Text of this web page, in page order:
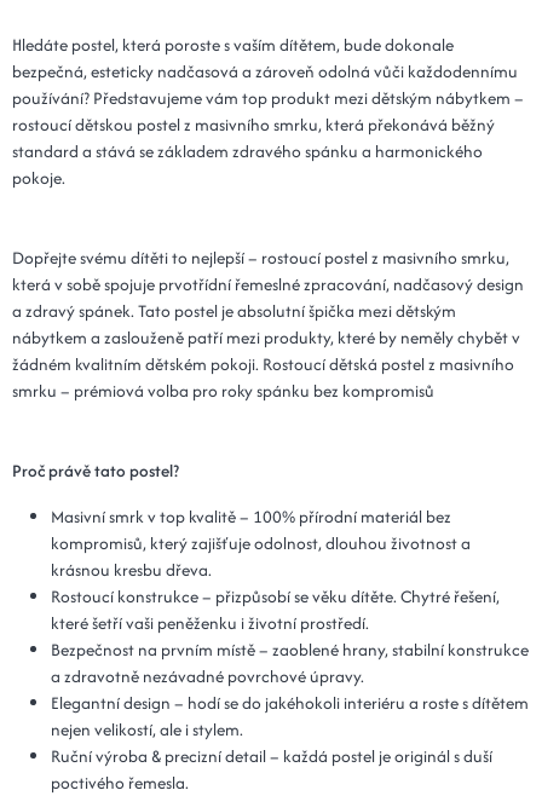
Hledáte postel, která poroste s vaším dítětem, bude dokonale
bezpečná, esteticky nadčasová a zároveň odolná vůči každodennímu
používání? Představujeme vám top produkt mezi dětským nábytkem –
rostoucí dětskou postel z masivního smrku, která překonává běžný
standard a stává se základem zdravého spánku a harmonického
pokoje.
Dopřejte svému dítěti to nejlepší – rostoucí postel z masivního smrku,
která v sobě spojuje prvotřídní řemeslné zpracování, nadčasový design
a zdravý spánek. Tato postel je absolutní špička mezi dětským
nábytkem a zaslouženě patří mezi produkty, které by neměly chybět v
žádném kvalitním dětském pokoji. Rostoucí dětská postel z masivního
smrku – prémiová volba pro roky spánku bez kompromisů
Proč právě tato postel?
Masivní smrk v top kvalitě – 100% přírodní materiál bez
kompromisů, který zajišťuje odolnost, dlouhou životnost a
krásnou kresbu dřeva.
Rostoucí konstrukce – přizpůsobí se věku dítěte. Chytré řešení,
které šetří vaši peněženku i životní prostředí.
Bezpečnost na prvním místě – zaoblené hrany, stabilní konstrukce
a zdravotně nezávadné povrchové úpravy.
Elegantní design – hodí se do jakéhokoli interiéru a roste s dítětem
nejen velikostí, ale i stylem.
Ruční výroba & precizní detail – každá postel je originál s duší
poctivého řemesla.